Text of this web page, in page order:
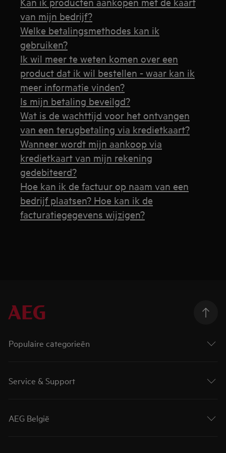
van mijn bedrijf?
Welke betalingsmethodes kan ik
gebruiken?
Ik wil meer te weten komen over een
product dat ik wil bestellen - waar kan ik
meer informatie vinden?
Is mijn betaling beveilgd?
Wat is de wachttijd voor het ontvangen
van een terugbetaling via kredietkaart?
Wanneer wordt mijn aankoop via
kredietkaart van mijn rekening
gedebiteerd?
Hoe kan ik de factuur op naam van een
bedrijf plaatsen? Hoe kan ik de
facturatiegegevens wijzigen?
Populaire categorieën
Service & Support
AEG België